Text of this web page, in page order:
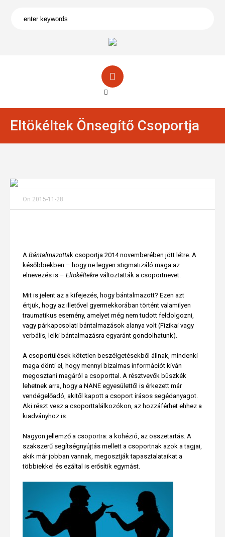
Eltökéltek Önsegítő Csoportja
On 2015-11-28
A Bántalmazotta k csoportja 2014 novemberében jött létre. A
későbbiekben – hogy ne legyen stigmatizáló maga az
elnevezés is – Eltökéltekre változtatták a csoportnevet.
Mit is jelent az a kifejezés, hogy bántalmazott? Ezen azt
értjük, hogy az illetővel gyermekkorában történt valamilyen
traumatikus esemény, amelyet még nem tudott feldolgozni,
vagy párkapcsolati bántalmazások alanya volt (Fizikai vagy
verbális, lelki bántalmazásra egyaránt gondolhatunk).
A csoportülések kötetlen beszélgetésekből állnak, mindenki
maga dönti el, hogy mennyi bizalmas információt kíván
megosztani magáról a csoporttal. A résztvevők büszkék
lehetnek arra, hogy a NANE egyesülettől is érkezett már
vendégelőadó, akitől kapott a csoport írásos segédanyagot.
Aki részt vesz a csoporttalálkozókon, az hozzáférhet ehhez a
kiadványhoz is.
Nagyon jellemző a csoportra: a kohézió, az összetartás. A
szakszerű segítségnyújtás mellett a csoportnak azok a tagjai,
akik már jobban vannak, megosztják tapasztalataikat a
többiekkel és ezáltal is erősítik egymást.